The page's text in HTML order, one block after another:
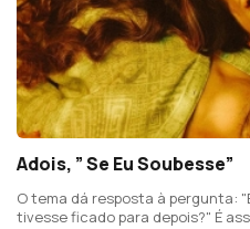
Adois, ” Se Eu Soubesse”
O tema dá resposta à pergunta:
tivesse ficado para depois?" É